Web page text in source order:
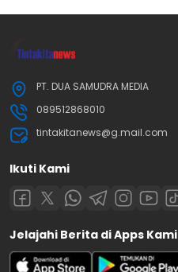
PT. DUA SAMUDRA MEDIA
089512868010
tintakitanews@g.mail.com
Ikuti Kami
Jelajahi Berita di Apps Kami